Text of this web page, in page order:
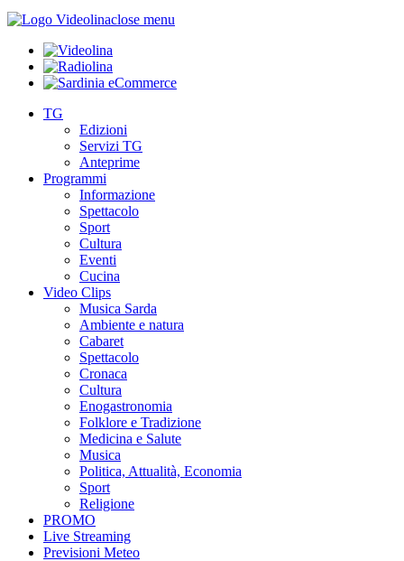
close menu
TG
Edizioni
Servizi TG
Anteprime
Programmi
Informazione
Spettacolo
Sport
Cultura
Eventi
Cucina
Video Clips
Musica Sarda
Ambiente e natura
Cabaret
Spettacolo
Cronaca
Cultura
Enogastronomia
Folklore e Tradizione
Medicina e Salute
Musica
Politica, Attualità, Economia
Sport
Religione
PROMO
Live Streaming
Previsioni Meteo